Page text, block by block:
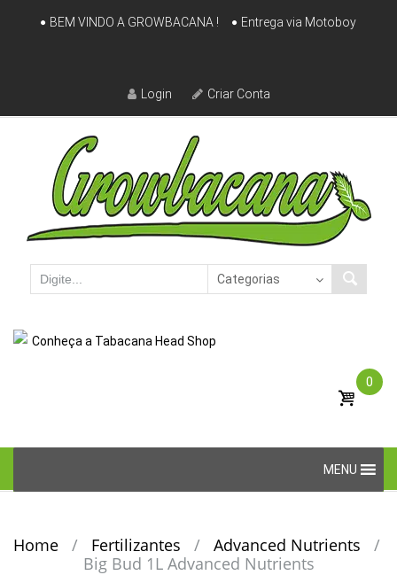
Skip
BEM VINDO A GROWBACANA ! Entrega via Motoboy
Login Criar Conta
Conheça a Tabacana Head Shop
0
content
MENU
Home / Fertilizantes / Advanced Nutrients
/
Big Bud 1L Advanced Nutrients